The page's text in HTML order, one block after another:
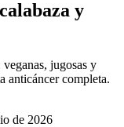
y
jugosas y
anticáncer completa.
de 2026